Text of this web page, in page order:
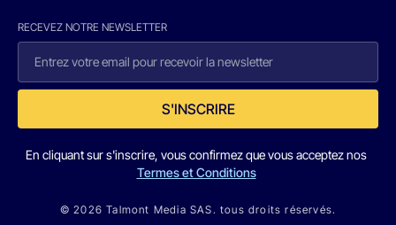
RECEVEZ NOTRE NEWSLETTER
S'INSCRIRE
En cliquant sur s'inscrire, vous confirmez que vous acceptez nos
Termes et Conditions
© 2026 Talmont Media SAS. tous droits réservés.